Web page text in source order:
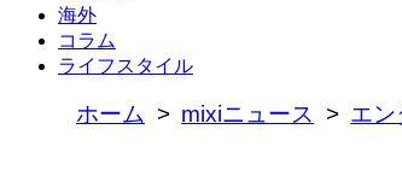
海外
コラム
ライフスタイル
ホーム mixiニュース エン